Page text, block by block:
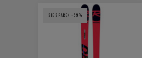
SIE SPAREN -69%